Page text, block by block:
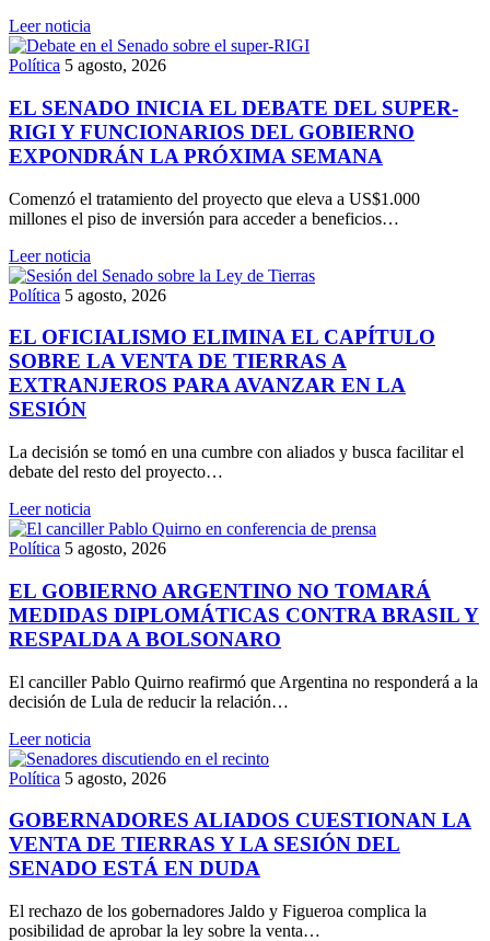
Leer noticia
Política 5 agosto, 2026
EL SENADO INICIA EL DEBATE DEL SUPER-
RIGI Y FUNCIONARIOS DEL GOBIERNO
EXPONDRÁN LA PRÓXIMA SEMANA
Comenzó el tratamiento del proyecto que eleva a US$1.000
millones el piso de inversión para acceder a beneficios…
Leer noticia
Política 5 agosto, 2026
EL OFICIALISMO ELIMINA EL CAPÍTULO
SOBRE LA VENTA DE TIERRAS A
EXTRANJEROS PARA AVANZAR EN LA
SESIÓN
La decisión se tomó en una cumbre con aliados y busca facilitar el
debate del resto del proyecto…
Leer noticia
Política 5 agosto, 2026
EL GOBIERNO ARGENTINO NO TOMARÁ
MEDIDAS DIPLOMÁTICAS CONTRA BRASIL Y
RESPALDA A BOLSONARO
El canciller Pablo Quirno reafirmó que Argentina no responderá a la
decisión de Lula de reducir la relación…
Leer noticia
Política 5 agosto, 2026
GOBERNADORES ALIADOS CUESTIONAN LA
VENTA DE TIERRAS Y LA SESIÓN DEL
SENADO ESTÁ EN DUDA
El rechazo de los gobernadores Jaldo y Figueroa complica la
posibilidad de aprobar la ley sobre la venta…